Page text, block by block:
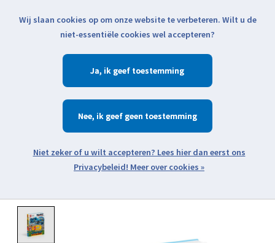
Klik voor actuele verzendinformatie...
Verlanglijst
Zoeken
Open webshop menu
Wij slaan cookies op om onze website te verbeteren. Wilt u de
niet-essentiële cookies wel accepteren?
Ja
Nee
Meer over cookies »